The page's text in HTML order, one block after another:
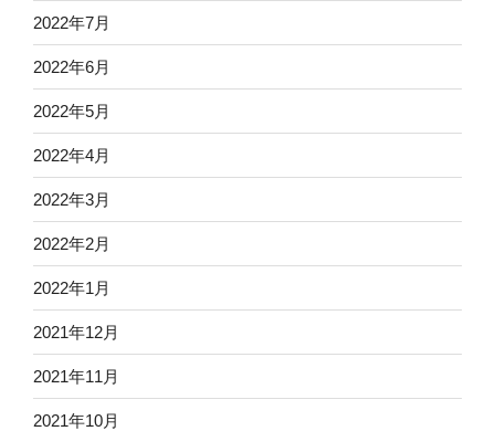
2022年7月
2022年6月
2022年5月
2022年4月
2022年3月
2022年2月
2022年1月
2021年12月
2021年11月
2021年10月